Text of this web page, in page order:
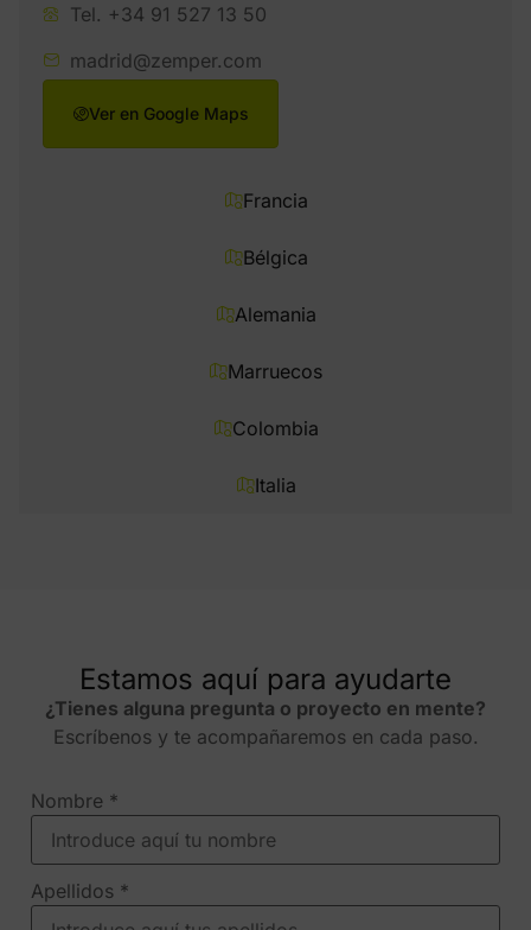
Francia
Bélgica
Alemania
Marruecos
Colombia
Italia
Tel. +34 91 527 13 50
madrid@zemper.com
Ver en Google Maps
Estamos aquí para ayudarte
¿Tienes alguna pregunta o proyecto en mente?
Escríbenos y te acompañaremos en cada paso.
Nombre *
Apellidos *